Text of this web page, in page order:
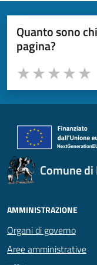
Quanto sono
pagina?
Valuta da 1 a 5 stelle la
Valuta
Valuta 3
Valuta 2 stelle
Valuta 1 stelle su 5
Comune
AMMINISTRAZIONE
Organi di governo
Aree amministrative